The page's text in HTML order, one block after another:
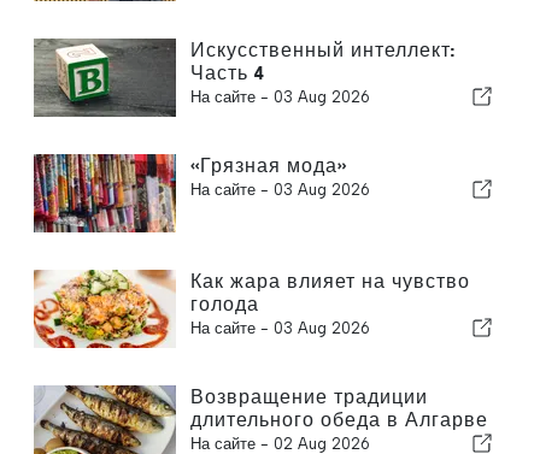
Искусственный интеллект:
Часть 4
На сайте - 03 Aug 2026
«Грязная мода»
На сайте - 03 Aug 2026
Как жара влияет на чувство
голода
На сайте - 03 Aug 2026
Возвращение традиции
длительного обеда в Алгарве
На сайте - 02 Aug 2026